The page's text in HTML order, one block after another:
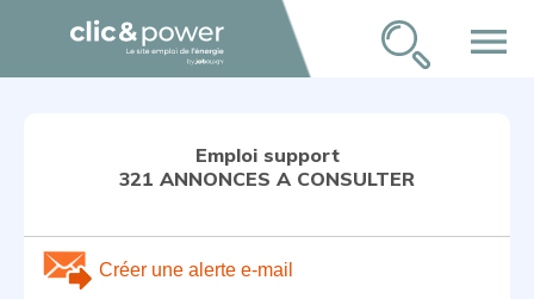
menu
Emploi support
321 ANNONCES A CONSULTER
Créer une alerte e-mail